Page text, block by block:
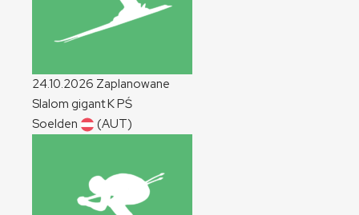
24.10.2026 Zaplanowane
Slalom gigantKPŚ
Soelden
(AUT)